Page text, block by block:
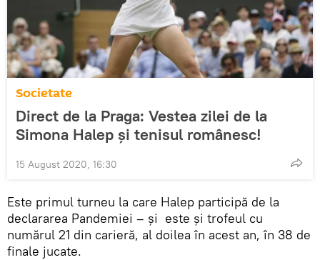
Societate
Direct de la Praga: Vestea zilei de la
Simona Halep și tenisul românesc!
15 August 2020, 16:30
Este primul turneu la care Halep participă de la
declararea Pandemiei – și este și trofeul cu
numărul 21 din carieră, al doilea în acest an, în 38 de
finale jucate.